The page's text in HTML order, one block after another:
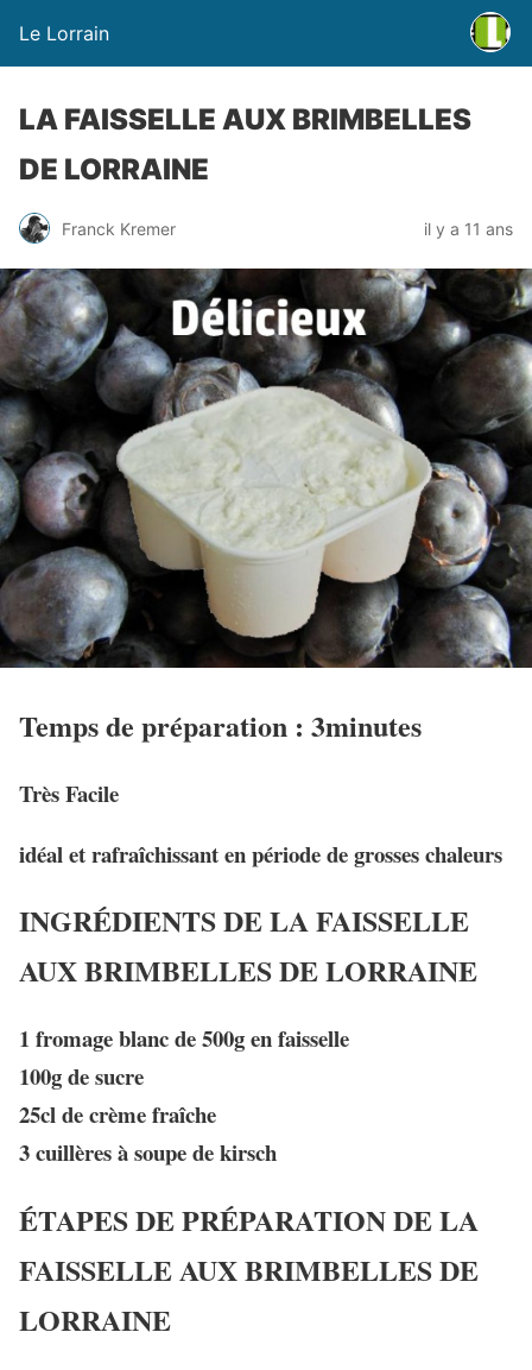
Le Lorrain
LA FAISSELLE AUX BRIMBELLES
DE LORRAINE
Franck Kremer il y a 11 ans
Temps de préparation : 3minutes
Très Facile
idéal et rafraîchissant en période de grosses chaleurs
INGRÉDIENTS DE LA FAISSELLE
AUX BRIMBELLES DE LORRAINE
1 fromage blanc de 500g en faisselle
100g de sucre
25cl de crème fraîche
3 cuillères à soupe de kirsch
ÉTAPES DE PRÉPARATION DE LA
FAISSELLE AUX BRIMBELLES DE
LORRAINE